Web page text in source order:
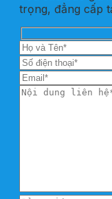
trọng, đẳng cấp